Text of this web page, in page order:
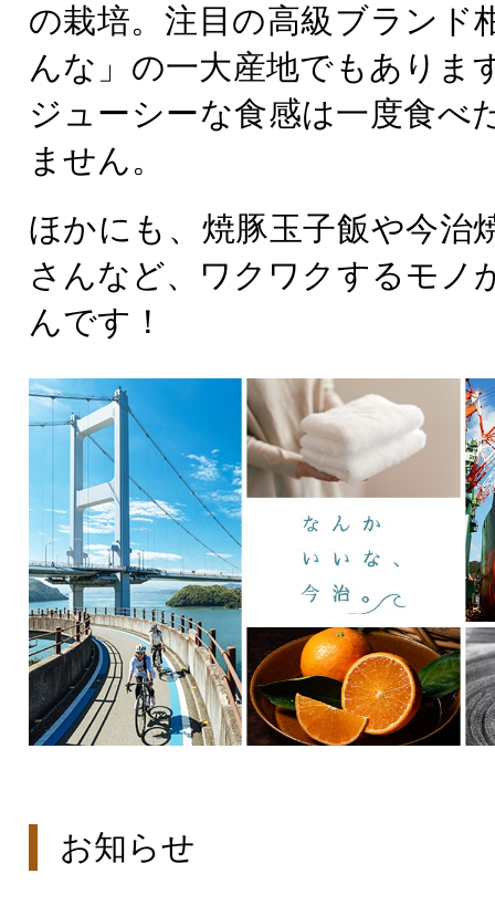
の栽培。注目の高級ブランド
んな」の一大産地でもありま
ジューシーな食感は一度食べ
ません。
ほかにも、焼豚玉子飯や今治
さんなど、ワクワクするモノ
んです！
お知らせ